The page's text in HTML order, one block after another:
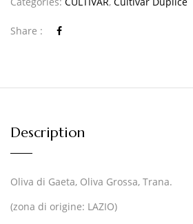
Share :
Description
Oliva di Gaeta, Oliva Grossa, Trana.
(zona di origine: LAZIO)